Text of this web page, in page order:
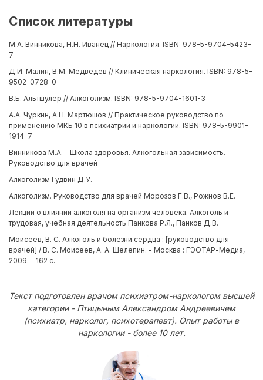
Список литературы
М.А. Винникова, Н.Н. Иванец // Наркология. ISBN: 978-5-9704-5423-
7
Д.И. Малин, В.М. Медведев // Клиническая наркология. ISBN: 978-5-
9502-0728-0
В.Б. Альтшулер // Алкоголизм. ISBN: 978-5-9704-1601-3
А.А. Чуркин, А.Н. Мартюшов // Практическое руководство по
применению МКБ 10 в психиатрии и наркологии. ISBN: 978-5-9901-
1914-7
Винникова М.А. - Школа здоровья. Алкогольная зависимость.
Руководство для врачей
Алкоголизм Гудвин Д.У.
Алкоголизм. Руководство для врачей Морозов Г.В., Рожнов В.Е.
Лекции о влиянии алкоголя на организм человека. Алкоголь и
трудовая, учебная деятельность Панкова Р.Я., Панков Д.В.
Моисеев, В. С. Алкоголь и болезни сердца : [руководство для
врачей] / В. С. Моисеев, А. А. Шелепин. - Москва : ГЭОТАР-Медиа,
2009. - 162 с.
Текст подготовлен врачом психиатром-наркологом высшей
категории - Птицыным Александром Андреевичем
(психиатр, нарколог, психотерапевт). Опыт работы в
наркологии - более 10 лет.